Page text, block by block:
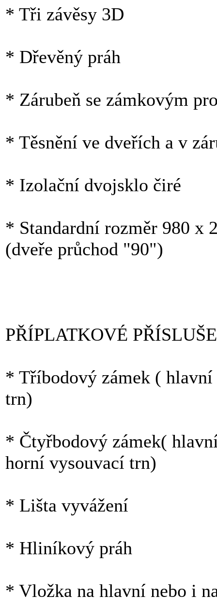
* Tři závěsy 3D
* Dřevěný práh
* Zárubeň se zámkovým
* Těsnění ve dveřích a v
* Izolační dvojsklo čiré
* Standardní rozměr 980 x
(dveře průchod "90")
PŘÍPLATKOVÉ
* Tříbodový zámek (
trn)
* Čtyřbodový zámek(
horní vysouvací trn)
* Lišta vyvážení
* Hliníkový práh
* Vložka na hlavní nebo i